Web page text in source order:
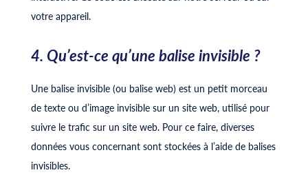
votre appareil.
4. Qu’est-ce qu’une balise invisible ?
Une balise invisible (ou balise web) est un petit morceau
de texte ou d’image invisible sur un site web, utilisé pour
suivre le trafic sur un site web. Pour ce faire, diverses
données vous concernant sont stockées à l’aide de balises
invisibles.